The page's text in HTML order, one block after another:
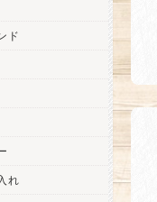
ド
れ